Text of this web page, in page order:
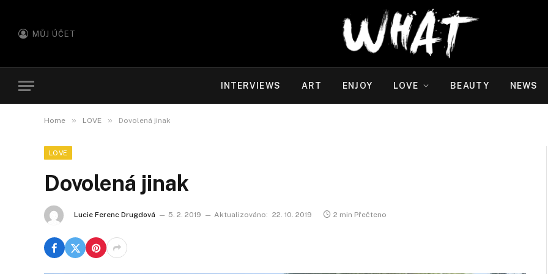
MŮJ ÚČET
INTERVIEWS ART ENJOY LOVE BEAUTY NEWS
Home » LOVE » Dovolená jinak
LOVE
Dovolená jinak
Lucie Ferenc Drugdová 5. 2. 2019 Aktualizováno: 22. 10. 2019 2 min Přečteno